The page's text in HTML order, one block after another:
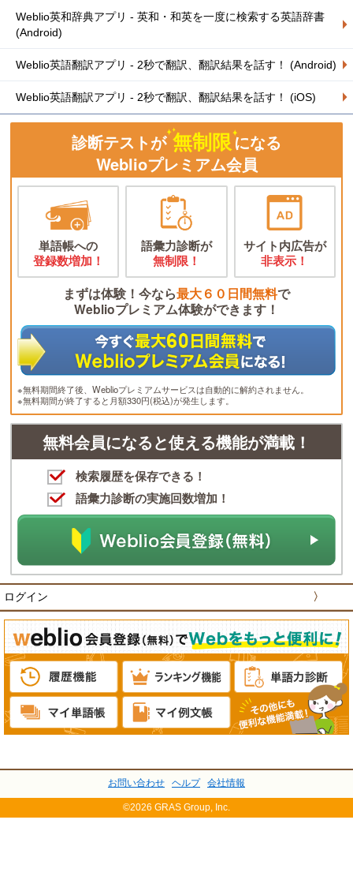
Weblio英和辞典アプリ - 英和・和英を一度に検索する英語辞書
(Android)
Weblio英語翻訳アプリ - 2秒で翻訳、翻訳結果を話す！ (Android)
Weblio英語翻訳アプリ - 2秒で翻訳、翻訳結果を話す！ (iOS)
診断テストが 無制限になる
Weblioプレミアム会員
単語帳への
登録数増加！
語彙力診断が
無制限！
サイト内広告が
非表示！
まずは体験！今なら最大６０日間無料で
Weblioプレミアム体験ができます！
※無料期間終了後、Weblioプレミアムサービスは自動的に解約されません。
※無料期間が終了すると月額330円(税込)が発生します。
無料会員になると使える機能が満載！
検索履歴を保存できる！
語彙力診断の実施回数増加！
ログイン 〉
お問い合わせ ヘルプ 会社情報
©2026 GRAS Group, Inc.